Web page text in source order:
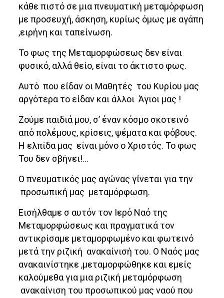
κάθε πιστό σε μια πνευματική μεταμόρφωση
με προσευχή, άσκηση, κυρίως όμως με αγάπη
,ειρήνη και ταπείνωση.
Το φως της Μεταμορφώσεως δεν είναι
φυσικό, αλλά θείο, είναι το άκτιστο φως.
Αυτό που είδαν οι Μαθητές του Κυρίου μας
αργότερα το είδαν και άλλοι Άγιοι μας !
Ζούμε παιδιά μου, σ’ έναν κόσμο σκοτεινό
από πολέμους, κρίσεις, ψέματα και φόβους.
Η ελπίδα μας είναι μόνο ο Χριστός. Το φως
Του δεν σβήνει!…
Ο πνευματικός μας αγώνας γίνεται για την
προσωπική μας μεταμόρφωση.
Εισήλθαμε σ αυτόν τον Ιερό Ναό της
Μεταμορφώσεως και πραγματικά τον
αντικρίσαμε μεταμορφωμένο και φωτεινό
μετά την ριζική ανακαίνισή του. Ο Ναός μας
ανακαινίστηκε ,μεταμορφώθηκε και εμείς
καλούμεθα για μια ριζική μεταμόρφωση
ανακαίνιση του προσωπικού μας ναού που